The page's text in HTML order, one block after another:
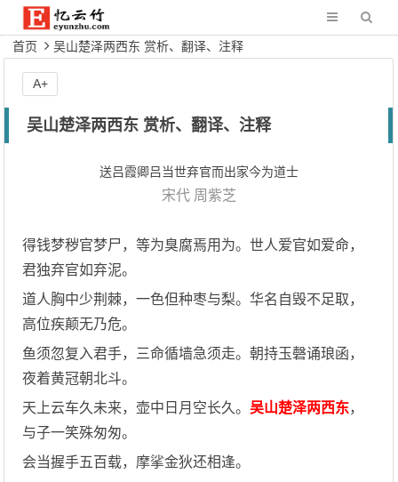
首页 吴山楚泽两西东 赏析、翻译、注释
吴山楚泽两西东 赏析、翻译、注释
送吕霞卿吕当世弃官而出家今为道士
宋代 周紫芝
得钱梦秽官梦尸，等为臭腐焉用为。世人爱官如爱命，
君独弃官如弃泥。
道人胸中少荆棘，一色但种枣与梨。华名自毁不足取，
高位疾颠无乃危。
鱼须忽复入君手，三命循墙急须走。朝持玉磬诵琅函，
夜着黄冠朝北斗。
天上云车久未来，壶中日月空长久。吴山楚泽两西东，
与子一笑殊匆匆。
会当握手五百载，摩挲金狄还相逢。
A+